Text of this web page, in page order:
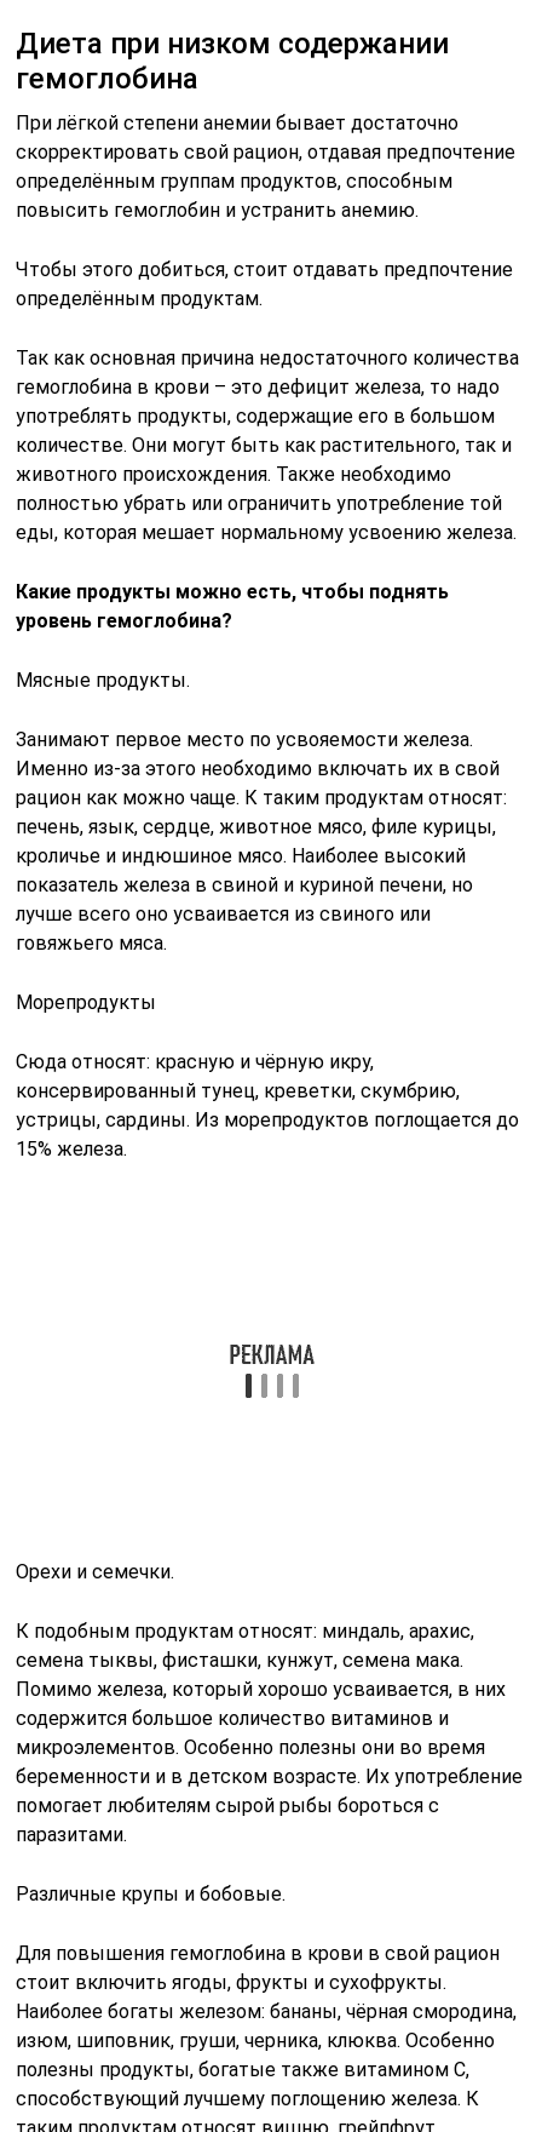
Диета при низком содержании
гемоглобина
При лёгкой степени анемии бывает достаточно
скорректировать свой рацион, отдавая предпочтение
определённым группам продуктов, способным
повысить гемоглобин и устранить анемию.
Чтобы этого добиться, стоит отдавать предпочтение
определённым продуктам.
Так как основная причина недостаточного количества
гемоглобина в крови – это дефицит железа, то надо
употреблять продукты, содержащие его в большом
количестве. Они могут быть как растительного, так и
животного происхождения. Также необходимо
полностью убрать или ограничить употребление той
еды, которая мешает нормальному усвоению железа.
Какие продукты можно есть, чтобы поднять
уровень гемоглобина?
Мясные продукты.
Занимают первое место по усвояемости железа.
Именно из-за этого необходимо включать их в свой
рацион как можно чаще. К таким продуктам относят:
печень, язык, сердце, животное мясо, филе курицы,
кроличье и индюшиное мясо. Наиболее высокий
показатель железа в свиной и куриной печени, но
лучше всего оно усваивается из свиного или
говяжьего мяса.
Морепродукты
Сюда относят: красную и чёрную икру,
консервированный тунец, креветки, скумбрию,
устрицы, сардины. Из морепродуктов поглощается до
15% железа.
Орехи и семечки.
К подобным продуктам относят: миндаль, арахис,
семена тыквы, фисташки, кунжут, семена мака.
Помимо железа, который хорошо усваивается, в них
содержится большое количество витаминов и
микроэлементов. Особенно полезны они во время
беременности и в детском возрасте. Их употребление
помогает любителям сырой рыбы бороться с
паразитами.
Различные крупы и бобовые.
Для повышения гемоглобина в крови в свой рацион
стоит включить ягоды, фрукты и сухофрукты.
Наиболее богаты железом: бананы, чёрная смородина,
изюм, шиповник, груши, черника, клюква. Особенно
полезны продукты, богатые также витамином С,
способствующий лучшему поглощению железа. К